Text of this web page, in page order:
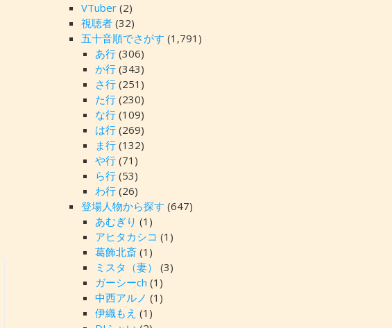
VTuber (2)
視聴者 (32)
五十音順でさがす (1,791)
あ行 (306)
か行 (343)
さ行 (251)
た行 (230)
な行 (109)
は行 (269)
ま行 (132)
や行 (71)
ら行 (53)
わ行 (26)
登場人物から探す (647)
あむぎり (1)
アヒタカシコ (1)
葛飾北斎 (1)
ミスタ（妻）
(3)
ガーシーch (1)
中西アルノ (1)
伊織もえ (1)